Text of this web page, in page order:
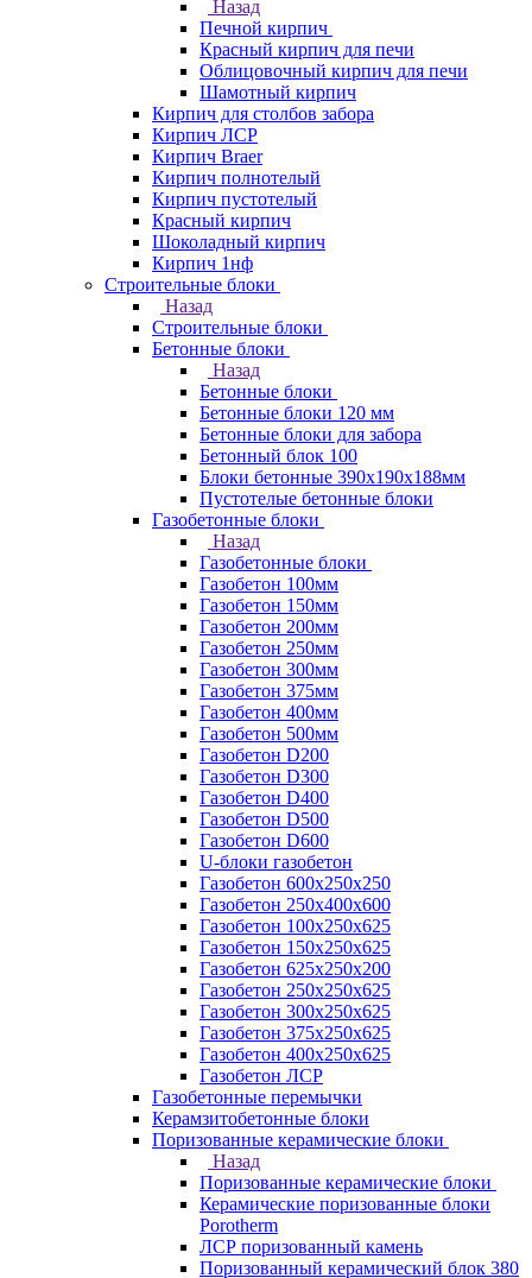
Назад
Печной кирпич
Красный кирпич для печи
Облицовочный кирпич для печи
Шамотный кирпич
Кирпич для столбов забора
Кирпич ЛСР
Кирпич Braer
Кирпич полнотелый
Кирпич пустотелый
Красный кирпич
Шоколадный кирпич
Кирпич 1нф
Строительные блоки
Назад
Строительные блоки
Бетонные блоки
Назад
Бетонные блоки
Бетонные блоки 120 мм
Бетонные блоки для забора
Бетонный блок 100
Блоки бетонные 390х190х188мм
Пустотелые бетонные блоки
Газобетонные блоки
Назад
Газобетонные блоки
Газобетон 100мм
Газобетон 150мм
Газобетон 200мм
Газобетон 250мм
Газобетон 300мм
Газобетон 375мм
Газобетон 400мм
Газобетон 500мм
Газобетон D200
Газобетон D300
Газобетон D400
Газобетон D500
Газобетон D600
U-блоки газобетон
Газобетон 600x250x250
Газобетон 250x400x600
Газобетон 100х250х625
Газобетон 150х250х625
Газобетон 625х250х200
Газобетон 250х250х625
Газобетон 300х250х625
Газобетон 375х250х625
Газобетон 400х250х625
Газобетон ЛСР
Газобетонные перемычки
Керамзитобетонные блоки
Поризованные керамические блоки
Назад
Поризованные керамические блоки
Керамические поризованные блоки
Porotherm
ЛСР поризованный камень
Поризованный керамический блок 380